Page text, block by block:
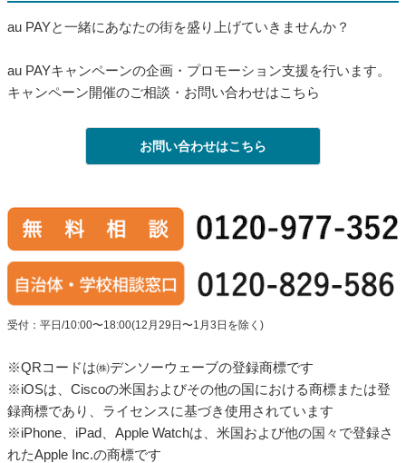
au PAYと一緒にあなたの街を盛り上げていきませんか？
au PAYキャンペーンの企画・プロモーション支援を行います。
キャンペーン開催のご相談・お問い合わせはこちら
お問い合わせはこちら
受付：平日/10:00〜18:00(12月29日〜1月3日を除く)
※QRコードは㈱デンソーウェーブの登録商標です
※iOSは、Ciscoの米国およびその他の国における商標または登
録商標であり、ライセンスに基づき使用されています
※iPhone、iPad、Apple Watchは、米国および他の国々で登録さ
れたApple Inc.の商標です